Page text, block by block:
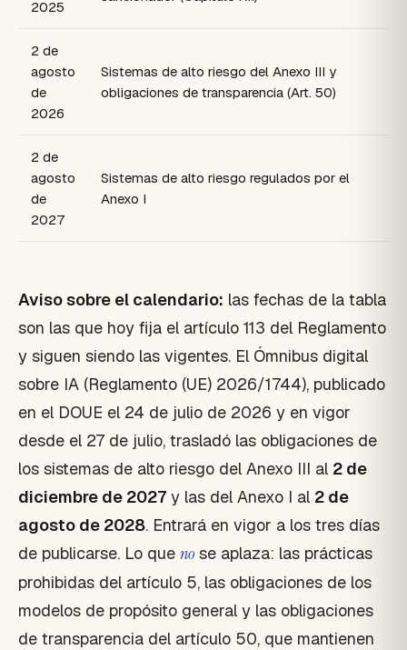
2025
2 de
agosto
de
2026
Sistemas de alto riesgo del Anexo III y
obligaciones de transparencia (Art. 50)
2 de
agosto
de
2027
Sistemas de alto riesgo regulados por el
Anexo I
Aviso sobre el calendario: las fechas de la tabla
son las que hoy fija el artículo 113 del Reglamento
y siguen siendo las vigentes. El Ómnibus digital
sobre IA (Reglamento (UE) 2026/1744), publicado
en el DOUE el 24 de julio de 2026 y en vigor
desde el 27 de julio, trasladó las obligaciones de
los sistemas de alto riesgo del Anexo III al 2 de
diciembre de 2027 y las del Anexo I al 2 de
agosto de 2028. Entrará en vigor a los tres días
de publicarse. Lo que no se aplaza: las prácticas
prohibidas del artículo 5, las obligaciones de los
modelos de propósito general y las obligaciones
de transparencia del artículo 50, que mantienen